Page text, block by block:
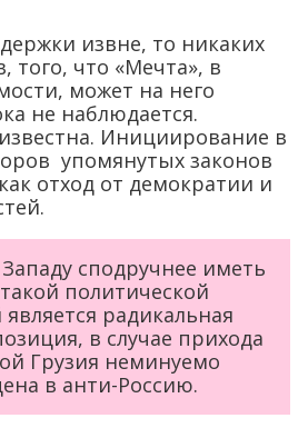
извне, то никаких
того, что «Мечта», в
может на него
не наблюдается.
Инициирование в
упомянутых законов
отход от демократии и
сподручнее иметь
политической
радикальная
в случае прихода
Грузия неминуемо
в анти-Россию.